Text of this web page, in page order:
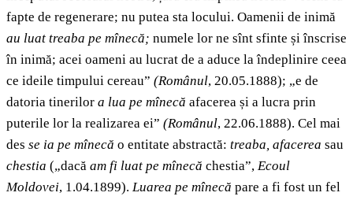
fapte de regenerare; nu putea sta locului. Oamenii de inimă
au luat treaba pe mînecă; numele lor ne sînt sfinte și înscrise
în inimă; acei oameni au lucrat de a aduce la îndeplinire ceea
ce ideile timpului cereau” (Românul, 20.05.1888); „e de
datoria tinerilor a lua pe mînecă afacerea și a lucra prin
puterile lor la realizarea ei” (Românul, 22.06.1888). Cel mai
des se ia pe mînecă o entitate abstractă: treaba, afacerea sau
chestia („dacă am fi luat pe mînecă chestia”, Ecoul
Moldovei, 1.04.1899). Luarea pe mînecă pare a fi fost un fel